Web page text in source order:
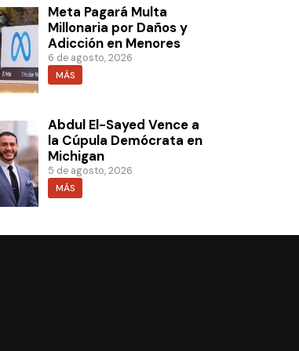
Meta Pagará Multa
Millonaria por Daños y
Adicción en Menores
6 de agosto, 2026
MÁS
Abdul El-Sayed Vence a
la Cúpula Demócrata en
Michigan
5 de agosto, 2026
MÁS